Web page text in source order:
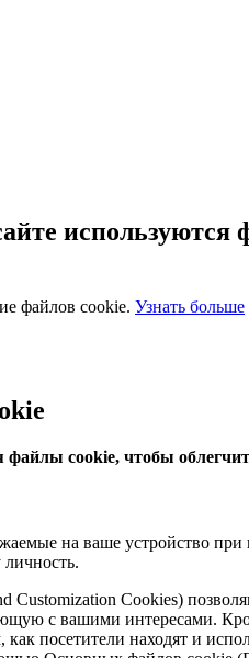
используются
файлов cookie. Узнать больше
cookie, чтобы
на ваше устройство
Customization Cookies)
с вашими интересами.
посетители находят и